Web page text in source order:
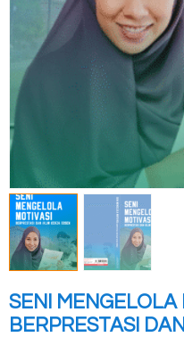
SENI MENGELOLA
BERPRESTASI